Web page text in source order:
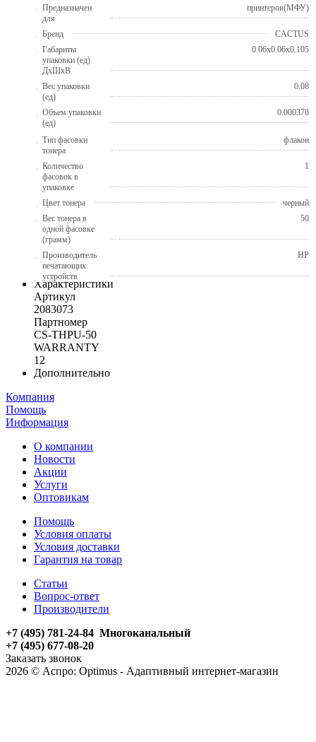
Предназначен
для
принтеров(МФУ)
Бренд
CACTUS
Габариты
упаковки (ед)
ДхШхВ
0.06x0.06x0.105
Вес упаковки
(ед)
0.08
Объем упаковки
(ед)
0.000378
Тип фасовки
тонера
флакон
Количество
фасовок в
упаковке
1
Цвет тонера
черный
Вес тонера в
одной фасовке
(грамм)
50
Производитель
печатающих
устройств
HP
Характеристики
Артикул
2083073
Партномер
CS-THPU-50
WARRANTY
12
Дополнительно
Компания
Помощь
Информация
О компании
Новости
Акции
Услуги
Оптовикам
Помощь
Условия оплаты
Условия доставки
Гарантия на товар
Статьи
Вопрос-ответ
Производители
+7 (495) 781-24-84 Многоканальный
+7 (495) 677-08-20
Заказать звонок
2026 © Аспро: Optimus - Адаптивный интернет-магазин